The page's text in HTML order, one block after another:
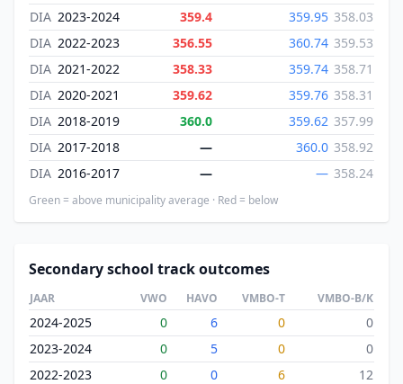
DIA 2023-2024 359.4 359.95 358.03
DIA 2022-2023 356.55 360.74 359.53
DIA 2021-2022 358.33 359.74 358.71
DIA 2020-2021 359.62 359.76 358.31
DIA 2018-2019 360.0 359.62 357.99
DIA 2017-2018 — 360.0 358.92
DIA 2016-2017 — — 358.24
Green = above municipality average · Red = below
Secondary school track outcomes
JAAR VWO HAVO VMBO-T VMBO-B/K
2024-2025 0 6 0
0
2023-2024
0 5 0
0
2022-2023
0 0 6
12